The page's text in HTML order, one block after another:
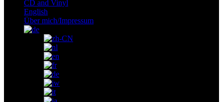
CD and Vinyl
English
Über mich/Impressum